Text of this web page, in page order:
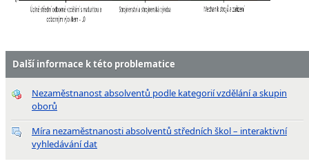
Další informace k této problematice
Nezaměstnanost absolventů podle kategorií vzdělání a skupin
oborů
Míra nezaměstnanosti absolventů středních škol – interaktivní
vyhledávání dat